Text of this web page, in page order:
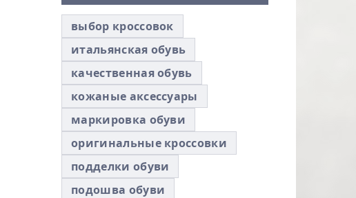
выбор кроссовок
итальянская обувь
качественная обувь
кожаные аксессуары
маркировка обуви
оригинальные кроссовки
подделки обуви
подошва обуви